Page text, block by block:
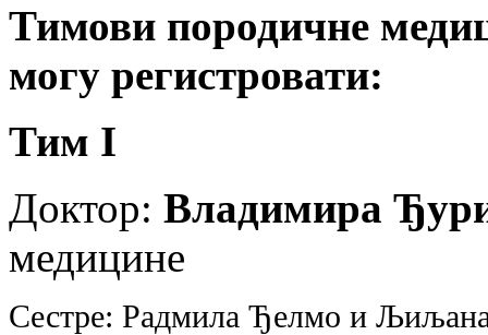
Тимови породичне
могу регистровати:
Тим I
Доктор: Владимира
медицине
Сестре: Радмила Ђелмо и